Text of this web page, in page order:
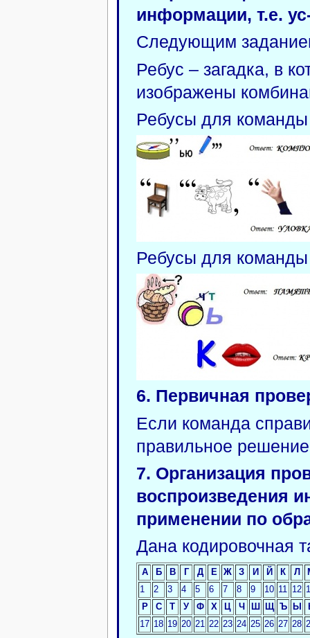
информации, т.е.
Следующим
Ребус – загадка, в
изображены
Ребусы для
Ребусы для
6. Первичная
Если команда
правильное
7. Организация
воспроизведения
применении по
Дана кодировочная
А Б В Г Д Е Ж З И Й К Л
1
2 3 4 5 6 7 8 9 10 11 12
Р
С Т У Ф Х Ц Ч Ш Щ Ъ Ы
17 18 19 20 21 22 23 24 25 26 27 28